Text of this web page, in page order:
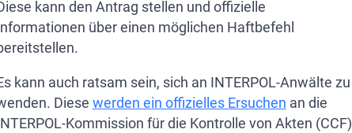
kann den Antrag stellen und offizielle
über einen möglichen Haftbefehl
kann auch ratsam sein, sich an INTERPOL-Anwälte zu
Diese werden ein offizielles Ersuchen an die
Kommission für die Kontrolle von Akten (CCF)